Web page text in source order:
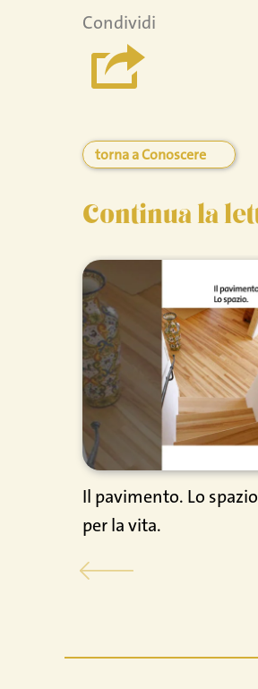
Condividi
torna a Conoscere
Continua la
Il pavimento. Lo
per la vita.